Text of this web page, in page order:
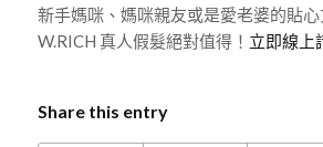
新手媽咪、媽咪親友或是愛老婆的貼
W.RICH 真人假髮絕對值得！ 立即線上
Share this entry